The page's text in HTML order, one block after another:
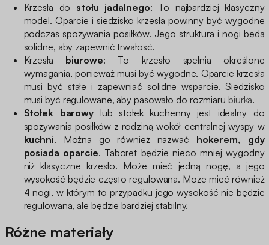
Krzesła do stołu jadalnego: To najbardziej klasyczny
model. Oparcie i siedzisko krzesła powinny być wygodne
podczas spożywania posiłków. Jego struktura i nogi będą
solidne, aby zapewnić trwałość.
Krzesła biurowe: To krzesło spełnia określone
wymagania, ponieważ musi być wygodne. Oparcie krzesła
musi być stałe i zapewniać solidne wsparcie. Siedzisko
musi być regulowane, aby pasowało do rozmiaru biurka.
Stołek barowy lub stołek kuchenny jest idealny do
spożywania posiłków z rodziną wokół centralnej wyspy w
kuchni. Można go również nazwać hokerem, gdy
posiada oparcie. Taboret będzie nieco mniej wygodny
niż klasyczne krzesło. Może mieć jedną nogę, a jego
wysokość będzie często regulowana. Może mieć również
4 nogi, w którym to przypadku jego wysokość nie będzie
regulowana, ale będzie bardziej stabilny.
Różne materiały